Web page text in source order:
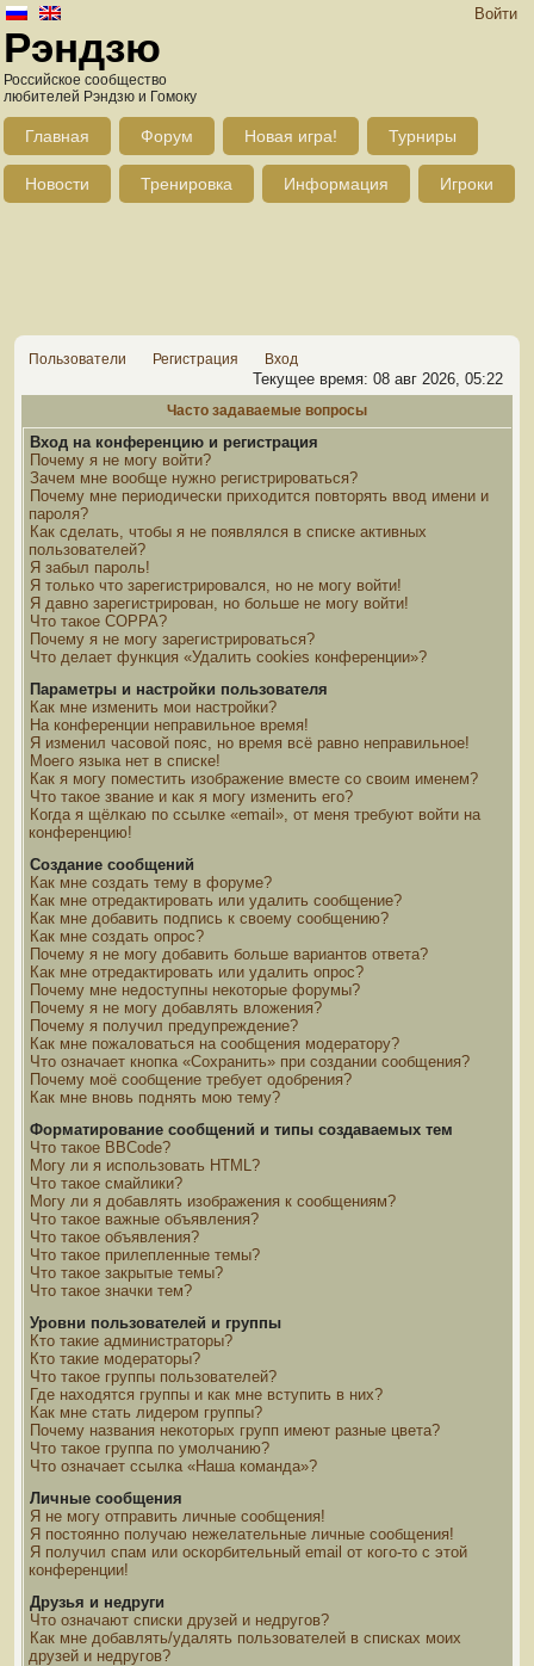
Войти
Рэндзю
Российское сообщество
любителей Рэндзю и Гомоку
Главная Форум Новая игра! Турниры
Новости Тренировка Информация Игроки
Пользователи Регистрация Вход
Текущее время: 08 авг 2026, 05:22
Часто задаваемые вопросы
Вход на конференцию и регистрация
Почему я не могу войти?
Зачем мне вообще нужно регистрироваться?
Почему мне периодически приходится повторять ввод имени и
пароля?
Как сделать, чтобы я не появлялся в списке активных
пользователей?
Я забыл пароль!
Я только что зарегистрировался, но не могу войти!
Я давно зарегистрирован, но больше не могу войти!
Что такое COPPA?
Почему я не могу зарегистрироваться?
Что делает функция «Удалить cookies конференции»?
Параметры и настройки пользователя
Как мне изменить мои настройки?
На конференции неправильное время!
Я изменил часовой пояс, но время всё равно неправильное!
Моего языка нет в списке!
Как я могу поместить изображение вместе со своим именем?
Что такое звание и как я могу изменить его?
Когда я щёлкаю по ссылке «email», от меня требуют войти на
конференцию!
Создание сообщений
Как мне создать тему в форуме?
Как мне отредактировать или удалить сообщение?
Как мне добавить подпись к своему сообщению?
Как мне создать опрос?
Почему я не могу добавить больше вариантов ответа?
Как мне отредактировать или удалить опрос?
Почему мне недоступны некоторые форумы?
Почему я не могу добавлять вложения?
Почему я получил предупреждение?
Как мне пожаловаться на сообщения модератору?
Что означает кнопка «Сохранить» при создании сообщения?
Почему моё сообщение требует одобрения?
Как мне вновь поднять мою тему?
Форматирование сообщений и типы создаваемых тем
Что такое BBCode?
Могу ли я использовать HTML?
Что такое смайлики?
Могу ли я добавлять изображения к сообщениям?
Что такое важные объявления?
Что такое объявления?
Что такое прилепленные темы?
Что такое закрытые темы?
Что такое значки тем?
Уровни пользователей и группы
Кто такие администраторы?
Кто такие модераторы?
Что такое группы пользователей?
Где находятся группы и как мне вступить в них?
Как мне стать лидером группы?
Почему названия некоторых групп имеют разные цвета?
Что такое группа по умолчанию?
Что означает ссылка «Наша команда»?
Личные сообщения
Я не могу отправить личные сообщения!
Я постоянно получаю нежелательные личные сообщения!
Я получил спам или оскорбительный email от кого-то с этой
конференции!
Друзья и недруги
Что означают списки друзей и недругов?
Как мне добавлять/удалять пользователей в списках моих
друзей и недругов?